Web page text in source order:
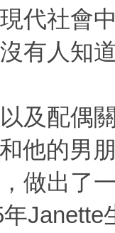
代社會
有人知
及配偶
他的男
做出了